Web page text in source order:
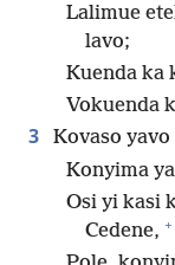
Lalimue
lavo;
Kuenda ka
Vokuenda
3
Kovaso
Konyima
Osi yi kasi
Cedene, +